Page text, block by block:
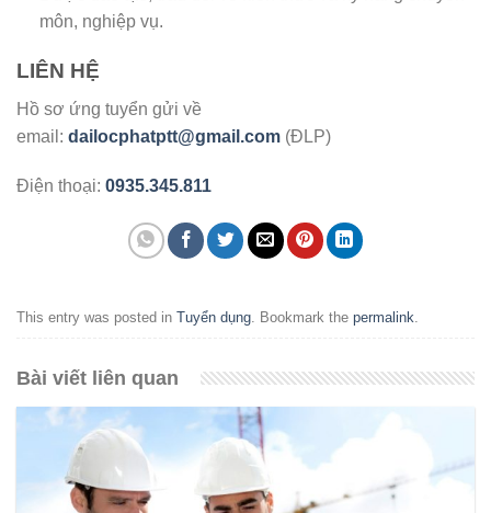
môn, nghiệp vụ.
LIÊN HỆ
Hồ sơ ứng tuyển gửi về
email: dailocphatptt@gmail.com (ĐLP)
Điện thoại: 0935.345.811
This entry was posted in Tuyển dụng . Bookmark the permalink
Bài viết liên quan